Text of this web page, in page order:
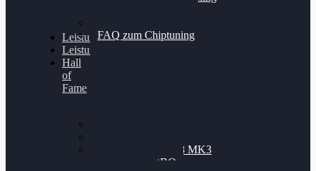
FAQ zum Chiptuning
Leistungsmessung
Leistungsprüfstand
Hall
of
Fame
Nissan GT-R35 3.8 MK3
V6 TWINTURBO